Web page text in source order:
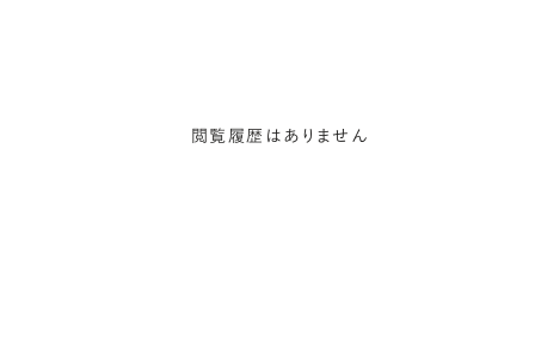
閲覧履歴はありません